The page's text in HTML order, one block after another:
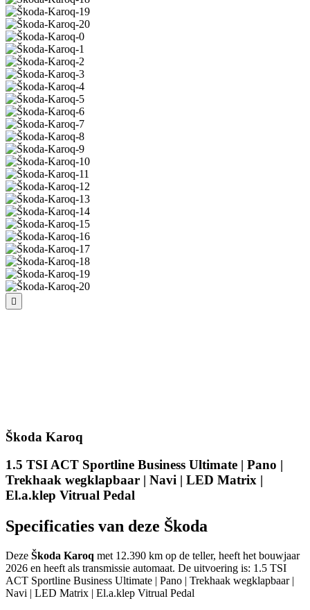
Škoda Karoq
1.5 TSI ACT Sportline Business Ultimate | Pano |
Trekhaak wegklapbaar | Navi | LED Matrix |
El.a.klep Vitrual Pedal
Specificaties van deze Škoda
Deze Škoda Karoq met 12.390 km op de teller, heeft het bouwjaar
2026 en heeft als transmissie automaat. De uitvoering is: 1.5 TSI
ACT Sportline Business Ultimate | Pano | Trekhaak wegklapbaar |
Navi | LED Matrix | El.a.klep Vitrual Pedal